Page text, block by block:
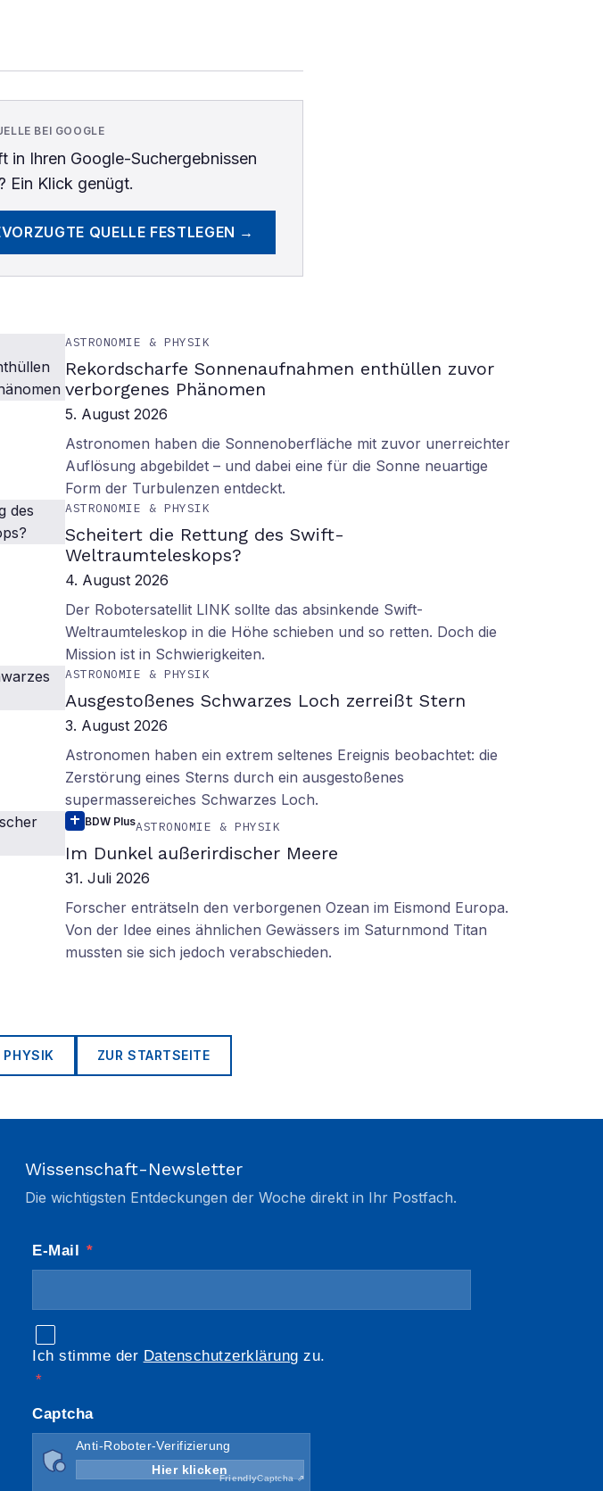
BEI GOOGLE
in Ihren Google-Suchergebnissen
Ein Klick genügt.
QUELLE FESTLEGEN →
ASTRONOMIE & PHYSIK
Rekordscharfe Sonnenaufnahmen enthüllen zuvor
verborgenes Phänomen
5. August 2026
Astronomen haben die Sonnenoberfläche mit zuvor unerreichter
Auflösung abgebildet – und dabei eine für die Sonne neuartige
Form der Turbulenzen entdeckt.
ASTRONOMIE & PHYSIK
Scheitert die Rettung des Swift-
Weltraumteleskops?
4. August 2026
Der Robotersatellit LINK sollte das absinkende Swift-
Weltraumteleskop in die Höhe schieben und so retten. Doch die
Mission ist in Schwierigkeiten.
ASTRONOMIE & PHYSIK
Ausgestoßenes Schwarzes Loch zerreißt Stern
3. August 2026
Astronomen haben ein extrem seltenes Ereignis beobachtet: die
Zerstörung eines Sterns durch ein ausgestoßenes
supermassereiches Schwarzes Loch.
BDW PlusASTRONOMIE & PHYSIK
Im Dunkel außerirdischer Meere
31. Juli 2026
Forscher enträtseln den verborgenen Ozean im Eismond Europa.
Von der Idee eines ähnlichen Gewässers im Saturnmond Titan
mussten sie sich jedoch verabschieden.
ZUR STARTSEITE
Wissenschaft-Newsletter
Die wichtigsten Entdeckungen der Woche direkt in Ihr Postfach.